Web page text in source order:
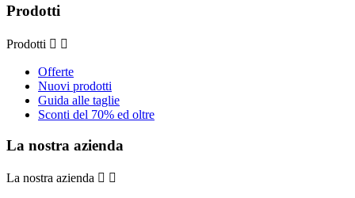
Prodotti
Prodotti  
Offerte
Nuovi prodotti
Guida alle taglie
Sconti del 70% ed oltre
La nostra azienda
La nostra azienda  